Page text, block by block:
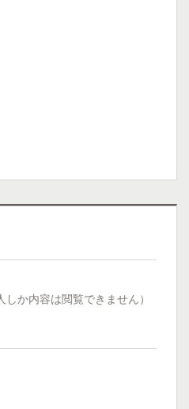
しか内容は閲覧できません）